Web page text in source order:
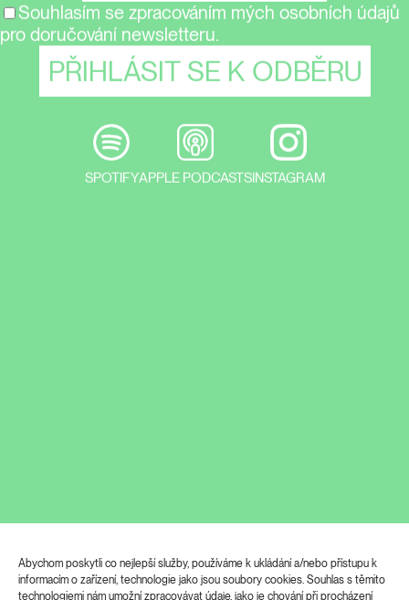
Abychom poskytli co nejlepší služby, používáme k ukládání a/nebo přístupu k
informacím o zařízení, technologie jako jsou soubory cookies. Souhlas s těmito
technologiemi nám umožní zpracovávat údaje, jako je chování při procházení
Souhlasím se zpracováním mých osobních údajů
pro doručování newsletteru.
SPOTIFYAPPLE PODCASTSINSTAGRAM